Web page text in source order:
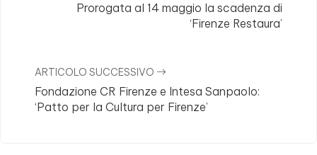
Prorogata al 14 maggio la scadenza di
‘Firenze Restaura’
ARTICOLO SUCCESSIVO
Fondazione CR Firenze e Intesa Sanpaolo:
‘Patto per la Cultura per Firenze’